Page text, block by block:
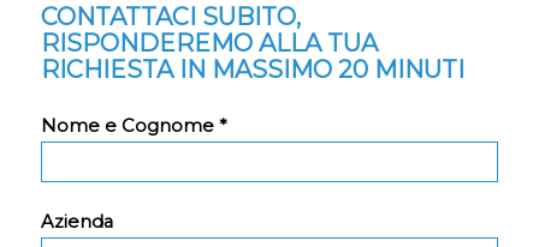
CONTATTACI SUBITO,
RISPONDEREMO ALLA TUA
RICHIESTA IN MASSIMO 20 MINUTI
Nome e Cognome *
Azienda